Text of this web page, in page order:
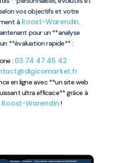
vos objectifs et votre
à Roost-Warendin.
pour un **analyse
**évaluation rapide** :
: 03 74 47 45 42
en ligne avec **un site web
ultra efficace** grâce à
Roost-Warendin !